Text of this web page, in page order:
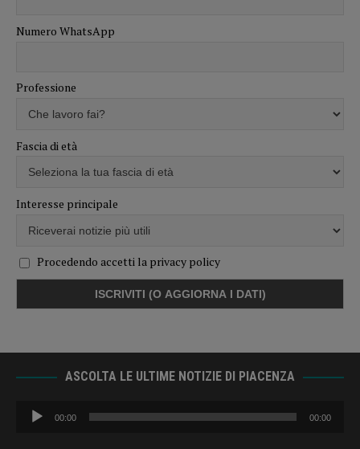
Numero WhatsApp
Professione
Fascia di età
Interesse principale
Procedendo accetti la privacy policy
ASCOLTA LE ULTIME NOTIZIE DI PIACENZA
Audio
Player
00:00 00:00